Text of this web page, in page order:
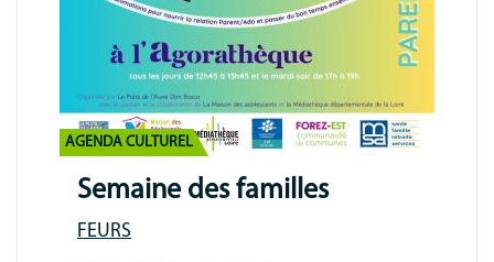
AGENDA CULTUREL
Semaine des familles
FEURS